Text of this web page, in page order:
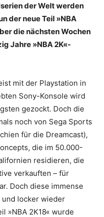
der Welt werden
der neue Teil »NBA
die nächsten Wochen
Jahre »NBA 2K«-
mit der Playstation in
Sony-Konsole wird
gezockt. Doch die
noch von Sega Sports
für die Dreamcast),
die im 50.000-
residieren, die
verkauften – für
Doch diese immense
und locker wieder
»NBA 2K18« wurde